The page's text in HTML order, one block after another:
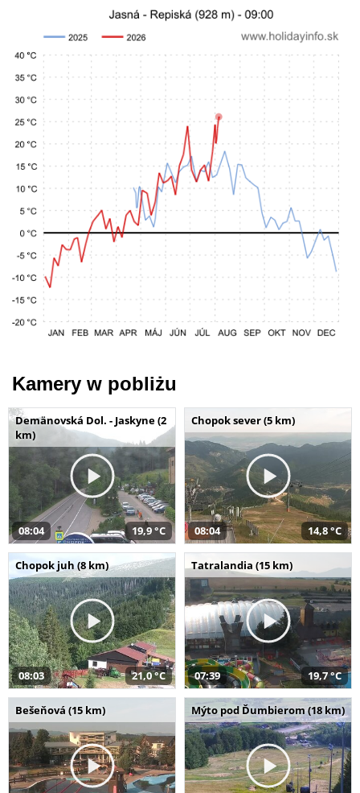
Kamery w pobliżu
Demänovská Dol. - Jaskyne (2
km)
08:04 19,9 °C
Chopok sever (5 km)
08:04 14,8 °C
Chopok juh (8 km)
08:03 21,0 °C
Tatralandia (15 km)
07:39 19,7 °C
Bešeňová (15 km) Mýto pod Ďumbierom (18 km)